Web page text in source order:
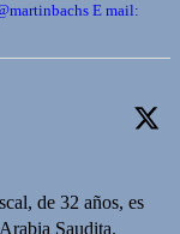
E mail:
de 32 años, es
Saudita.